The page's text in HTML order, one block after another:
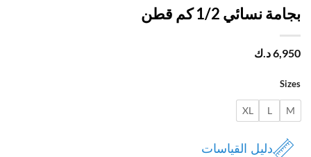
نسائي 1/2 كم قطن
د.ك
L
XL
دليل القياسات